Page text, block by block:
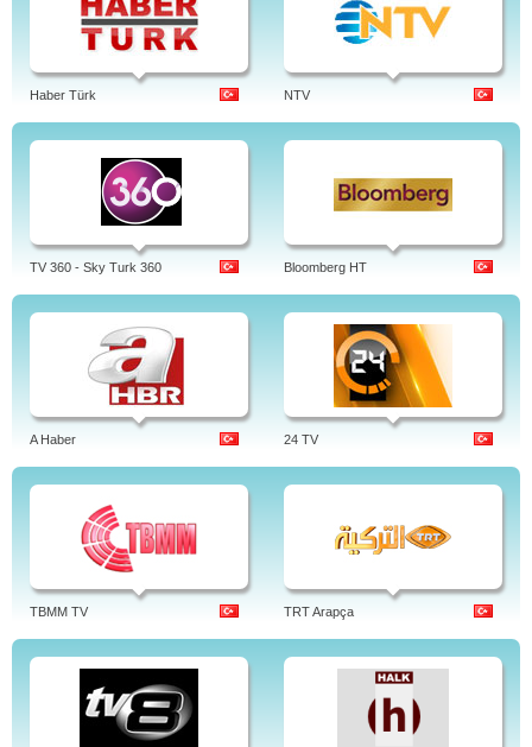
Haber Türk NTV
TV 360 - Sky Turk 360 Bloomberg HT
A Haber 24 TV
TBMM TV TRT Arapça